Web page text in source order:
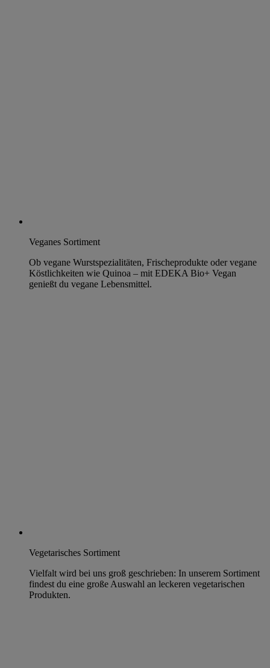
Veganes Sortiment
Ob vegane Wurstspezialitäten, Frischeprodukte oder vegane
Köstlichkeiten wie Quinoa – mit EDEKA Bio+ Vegan
genießt du vegane Lebensmittel.
Vegetarisches Sortiment
Vielfalt wird bei uns groß geschrieben: In unserem Sortiment
findest du eine große Auswahl an leckeren vegetarischen
Produkten.